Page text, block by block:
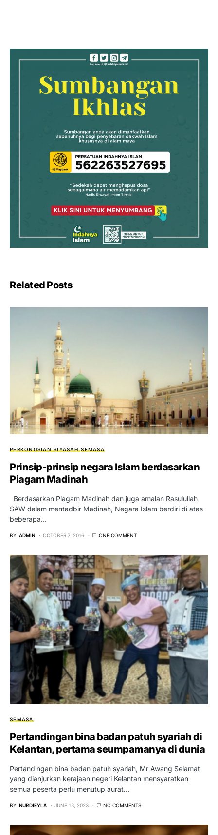
Related Posts
PERKONGSIAN SIYASAH SEMASA
Prinsip-prinsip negara Islam berdasarkan
Piagam Madinah
Berdasarkan Piagam Madinah dan juga amalan Rasulullah
SAW dalam mentadbir Madinah, Negara Islam berdiri di atas
beberapa…
BY ADMIN OCTOBER 7, 2016 ONE COMMENT
SEMASA
Pertandingan bina badan patuh syariah di
Kelantan, pertama seumpamanya di dunia
Pertandingan bina badan patuh syariah, Mr Awang Selamat
yang dianjurkan kerajaan negeri Kelantan mensyaratkan
semua peserta perlu menutup aurat…
BY NURDIEYLA JUNE 13, 2023 NO COMMENTS